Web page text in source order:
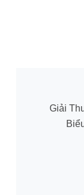
Giải